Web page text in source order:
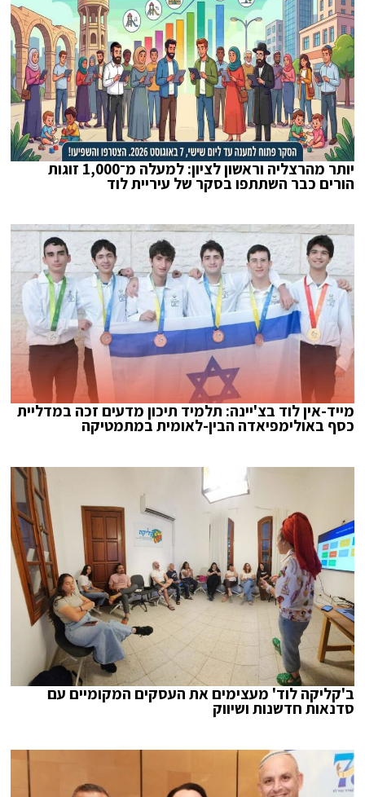
יותר מהרצליה וראשון לציון: למעלה מ־1,000 זוגות
הורים כבר השתתפו בסקר של עיריית לוד
מייד-אין לוד בצ'יינה: תלמיד תיכון מדעים זכה במדליית
כסף באולימפיאדה הבין-לאומית במתמטיקה
ב'קליקה לוד' מעצימים את העסקים המקומיים עם
סדנאות חדשנות ושיווק